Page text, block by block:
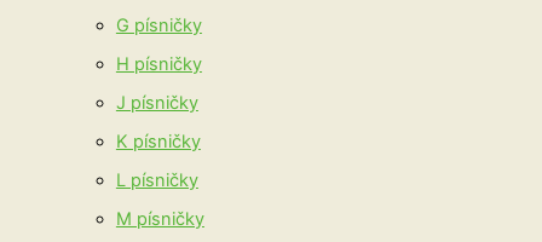
G písničky
H písničky
J písničky
K písničky
L písničky
M písničky